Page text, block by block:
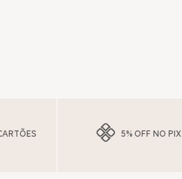
5% OFF NO PIX